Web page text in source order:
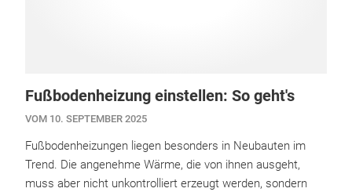
Fußbodenheizung einstellen: So geht's
VOM 10. SEPTEMBER 2025
Fußbodenheizungen liegen besonders in Neubauten im
Trend. Die angenehme Wärme, die von ihnen ausgeht,
muss aber nicht unkontrolliert erzeugt werden, sondern